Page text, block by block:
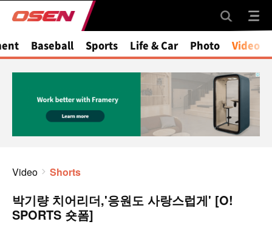
Baseball Sports Life & Car Photo Video
Video Shorts
박기량 치어리더,'응원도 사랑스럽게' [O!
SPORTS 숏폼]